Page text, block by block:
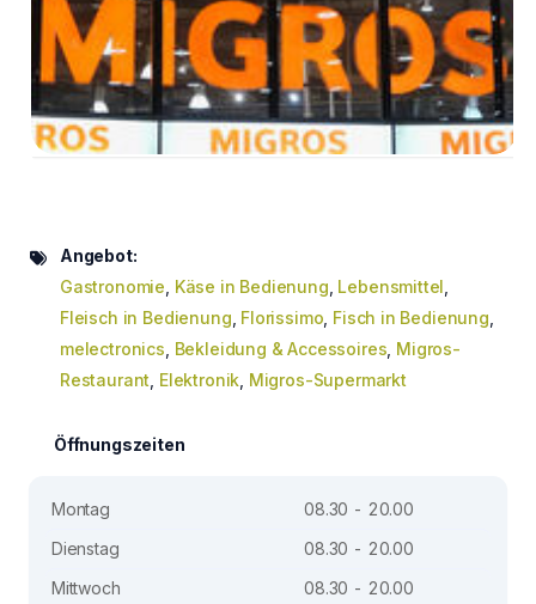
Angebot:
Gastronomie Käse in Bedienung Lebensmittel
Fleisch in Bedienung Florissimo Fisch in Bedienung
melectronics Bekleidung & Accessoires Migros-
Restaurant Elektronik Migros-Supermarkt
Öffnungszeiten
Montag
08.30 - 20.00
Dienstag
08.30 - 20.00
Mittwoch
08.30 - 20.00